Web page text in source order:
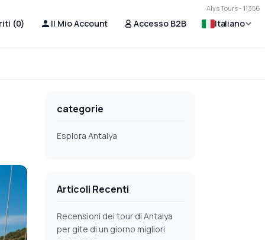
Alys Tours - 11356
(0) Il Mio Account Accesso B2B Italiano
categorie
Esplora Antalya
Articoli Recenti
Recensioni dei tour di Antalya
per gite di un giorno migliori